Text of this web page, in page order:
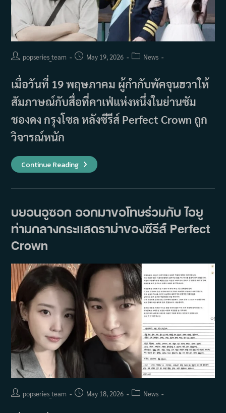
Postpopseries_team
PostMay 19, 2026
PostNews
เมื่อวันที่ 19 พฤษภาคม ผู้กำกับพัคจุนฮวาให้
สัมภาษณ์กับสื่อที่คาเฟ่แห่งหนึ่งในย่านซัม
ชองดง กรุงโซล หลังซีรีส์ Perfect Crown ถูก
วิจารณ์หนัก
Continue Readingผู้
กำกับ
Crown
บ
อู
ซอก
ดราม่า
ประวัติศาสตร์
บิดเบือน
บยอนอูซอก ออกมาขอโทษร่วมกับ ไอยู
ท่ามกลางกระแสดราม่าของซีรีส์ Perfect
Crown
Postpopseries_team
PostMay 18, 2026
PostNews